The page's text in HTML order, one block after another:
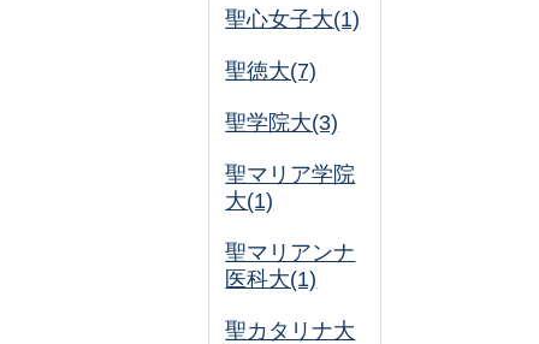
聖心女子大(1)
聖徳大(7)
聖学院大(3)
聖マリア学院
大(1)
聖マリアンナ
医科大(1)
聖カタリナ大